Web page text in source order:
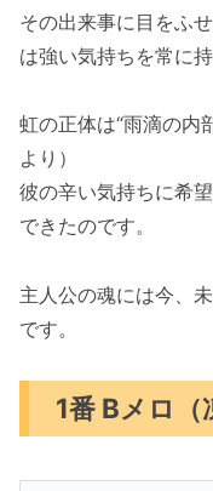
その出来事に目をふ
は強い気持ちを常に持
虹の正体は“雨滴の内
より）
彼の辛い気持ちに希
できたのです。
主人公の魂には今、
です。
1番 Bメロ（